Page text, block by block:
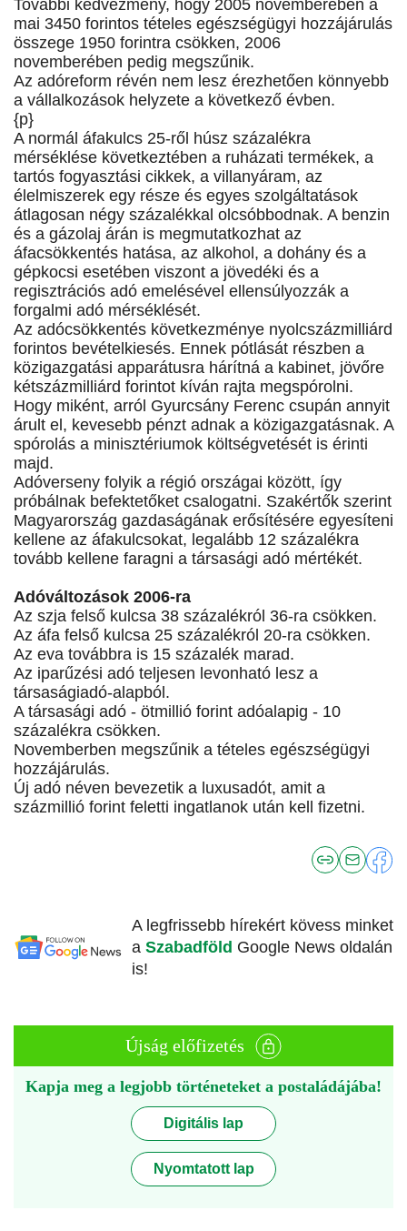
További kedvezmény, hogy 2005 novemberében a
mai 3450 forintos tételes egészségügyi hozzájárulás
összege 1950 forintra csökken, 2006
novemberében pedig megszűnik.
Az adóreform révén nem lesz érezhetően könnyebb
a vállalkozások helyzete a következő évben.
{p}
A normál áfakulcs 25-ről húsz százalékra
mérséklése következtében a ruházati termékek, a
tartós fogyasztási cikkek, a villanyáram, az
élelmiszerek egy része és egyes szolgáltatások
átlagosan négy százalékkal olcsóbbodnak. A benzin
és a gázolaj árán is megmutatkozhat az
áfacsökkentés hatása, az alkohol, a dohány és a
gépkocsi esetében viszont a jövedéki és a
regisztrációs adó emelésével ellensúlyozzák a
forgalmi adó mérséklését.
Az adócsökkentés következménye nyolcszázmilliárd
forintos bevételkiesés. Ennek pótlását részben a
közigazgatási apparátusra hárítná a kabinet, jövőre
kétszázmilliárd forintot kíván rajta megspórolni.
Hogy miként, arról Gyurcsány Ferenc csupán annyit
árult el, kevesebb pénzt adnak a közigazgatásnak. A
spórolás a minisztériumok költségvetését is érinti
majd.
Adóverseny folyik a régió országai között, így
próbálnak befektetőket csalogatni. Szakértők szerint
Magyarország gazdaságának erősítésére egyesíteni
kellene az áfakulcsokat, legalább 12 százalékra
tovább kellene faragni a társasági adó mértékét.
Adóváltozások 2006-ra
Az szja felső kulcsa 38 százalékról 36-ra csökken.
Az áfa felső kulcsa 25 százalékról 20-ra csökken.
Az eva továbbra is 15 százalék marad.
Az iparűzési adó teljesen levonható lesz a
társaságiadó-alapból.
A társasági adó - ötmillió forint adóalapig - 10
százalékra csökken.
Novemberben megszűnik a tételes egészségügyi
hozzájárulás.
Új adó néven bevezetik a luxusadót, amit a
százmillió forint feletti ingatlanok után kell fizetni.
A legfrissebb hírekért kövess minket
a Szabadföld Google News oldalán
is!
Újság előfizetés
Kapja meg a legjobb történeteket a postaládájába!
Digitális lap
Nyomtatott lap